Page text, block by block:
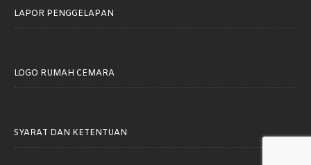
LAPOR PENGGELAPAN
LOGO RUMAH CEMARA
SYARAT DAN KETENTUAN